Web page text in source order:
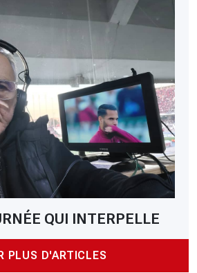
QUI INTERPELLE
PLUS D'ARTICLES